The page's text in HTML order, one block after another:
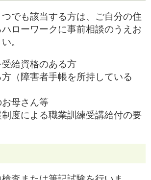
でも該当する方は、ご自分の住
ローワークに事前相談のうえお
。
給資格のある方
（障害者手帳を所持している
母さん等
度による職業訓練受講給付の要